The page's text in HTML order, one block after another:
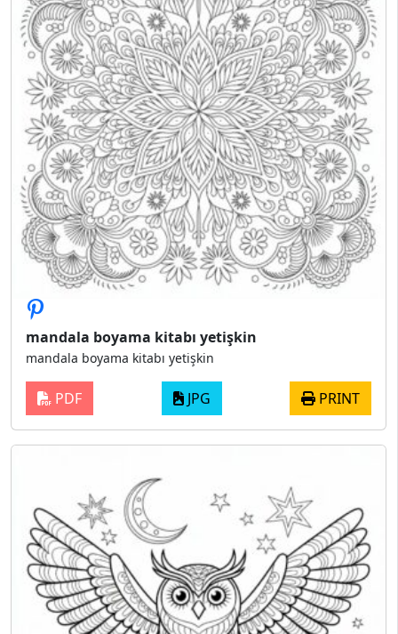
mandala boyama kitabı yetişkin
mandala boyama kitabı yetişkin
PDF JPG PRINT